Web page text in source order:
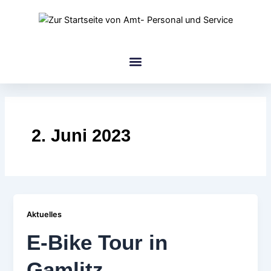
2. Juni 2023
Aktuelles
E-Bike Tour in